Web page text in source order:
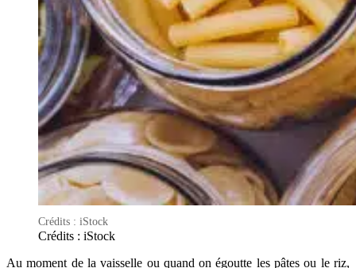
Crédits : iStock
Crédits : iStock
Au moment de la vaisselle ou quand on égoutte les pâtes ou le riz,